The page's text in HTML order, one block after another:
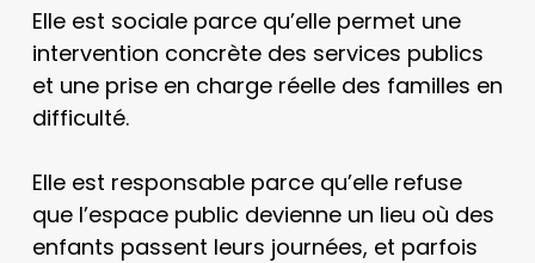
Elle est sociale parce qu’elle permet une
intervention concrète des services publics
et une prise en charge réelle des familles en
difficulté.
Elle est responsable parce qu’elle refuse
que l’espace public devienne un lieu où des
enfants passent leurs journées, et parfois